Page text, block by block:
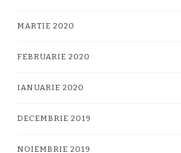
MARTIE 2020
FEBRUARIE 2020
IANUARIE 2020
DECEMBRIE 2019
NOIEMBRIE 2019